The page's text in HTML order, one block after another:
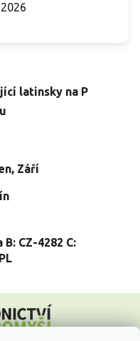
latinsky na P
, Září
CZ-4282 C: